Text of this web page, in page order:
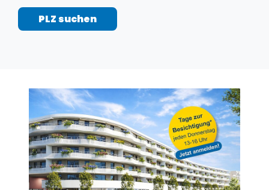
PLZ suchen